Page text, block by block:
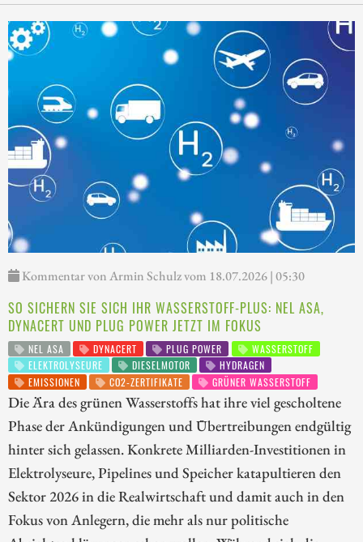
Kommentar von Armin Schulz vom 18.07.2026 | 05:30
SO SICHERN SIE SICH IHR WASSERSTOFF-PLUS: NEL ASA,
DYNACERT UND PLUG POWER JETZT IM FOKUS
NEL ASA DYNACERT PLUG POWER
WASSERSTOFF
ELEKTROLYSEURE
DIESELMOTOR
HYDRAGEN
EMISSIONEN
CO2-ZERTIFIKATE GRÜNER WASSERSTOFF
Die Ära des grünen Wasserstoffs hat ihre viel gescholtene
Phase der Ankündigungen und Übertreibungen endgültig
hinter sich gelassen. Konkrete Milliarden-Investitionen in
Elektrolyseure, Pipelines und Speicher katapultieren den
Sektor 2026 in die Realwirtschaft und damit auch in den
Fokus von Anlegern, die mehr als nur politische